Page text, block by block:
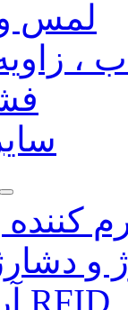
لمس
،
و
آر اف آی دی RFID